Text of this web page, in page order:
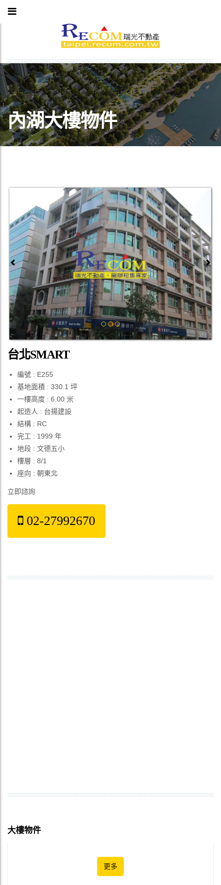
內湖大樓物件
Previous Next
台北SMART
編號 : E255
基地面積 : 330.1 坪
一樓高度 : 6.00 米
起造人 : 台揚建設
結構 : RC
完工 : 1999 年
地段 : 文德五小
樓層 : 8/1
座向 : 朝東北
立即諮詢
02-27992670
大樓物件
更多